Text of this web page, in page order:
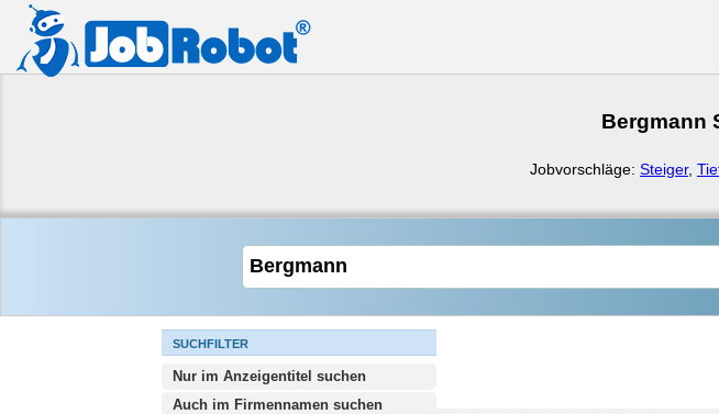
Bergmann
Jobvorschläge: Steiger,
SUCHFILTER
Nur im Anzeigentitel suchen
Auch im Firmennamen suchen